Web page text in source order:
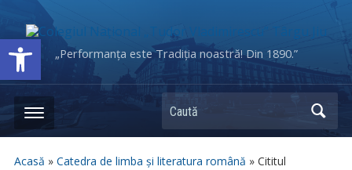
Deschide bara de unelte„Performanța este Tradiția noastră! Din 1890.”
Caută
Acasă » Catedra de limba și literatura română » Cititul